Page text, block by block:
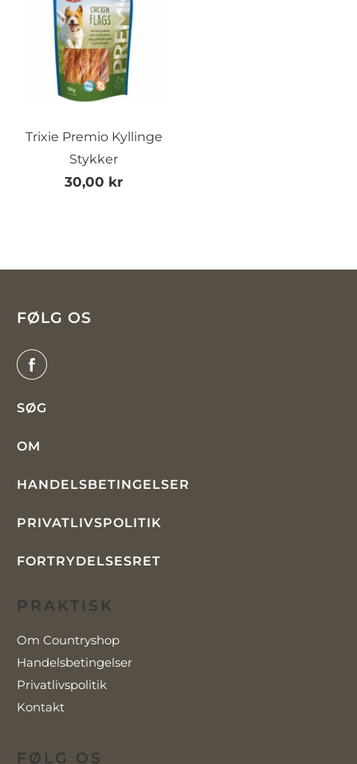
Trixie Premio Kyllinge
Stykker
30,00 kr
FØLG OS
SØG
OM
HANDELSBETINGELSER
PRIVATLIVSPOLITIK
FORTRYDELSESRET
PRAKTISK
Om Countryshop
Handelsbetingelser
Privatlivspolitik
Kontakt
FØLG OS